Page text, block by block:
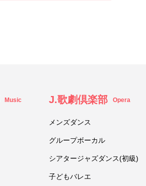
Music J.歌劇倶楽部 Opera
メンズダンス
グループボーカル
シアタージャズダンス(初級)
子どもバレエ